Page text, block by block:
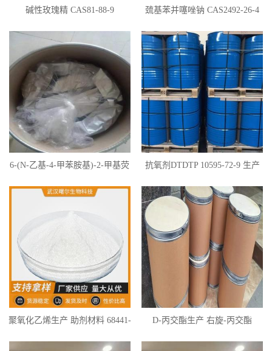
碱性玫瑰精 CAS81-88-9 巯基苯并噻唑钠 CAS2492-26-4
6-(N-乙基-4-甲苯胺基)-2-甲基荧 抗氧剂DTDTP 10595-72-9 生产
聚氧化乙烯生产 助剂材料 68441- D-丙交酯生产 右旋-丙交酯